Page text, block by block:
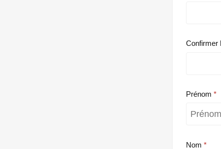
Confirmer
Prénom
Nom